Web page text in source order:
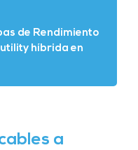
de Rendimiento
híbrida en
a